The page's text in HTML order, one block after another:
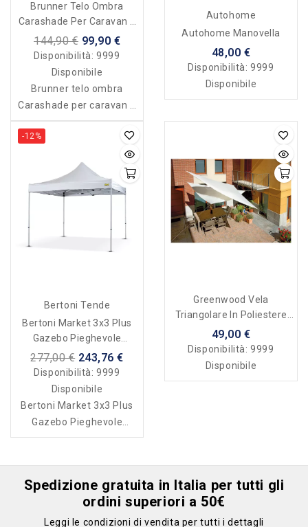
Brunner Telo Ombra
Carashade Per Caravan E
Van 400 X 200 Cm
144,90 € 99,90 €
Disponibilità:9999
Disponibile
Brunner telo ombra
Carashade per caravan e
van 400 x 200 cm
Autohome
Autohome Manovella
48,00 €
Disponibilità:9999
Disponibile
-12%
Bertoni Tende
Bertoni Market 3x3 Plus
Gazebo Pieghevole
Automatico
277,00 € 243,76 €
Disponibilità:9999
Disponibile
Bertoni Market 3x3 Plus
Gazebo Pieghevole
Automatico
Greenwood Vela
Triangolare In Poliestere
Resinato 5 X 5 X 5 Mt.
49,00 €
Disponibilità:9999
Disponibile
Spedizione gratuita in Italia per tutti gli
ordini superiori a 50€
Leggi le condizioni di vendita per tutti i dettagli